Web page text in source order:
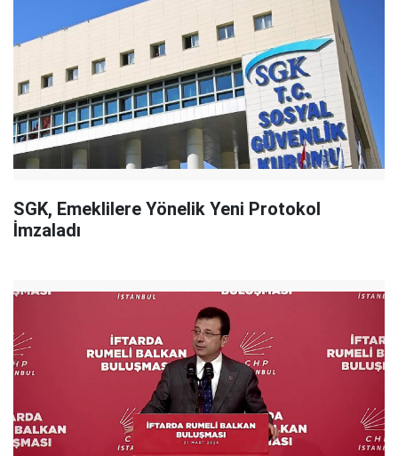
SGK, Emeklilere Yönelik Yeni Protokol
İmzaladı